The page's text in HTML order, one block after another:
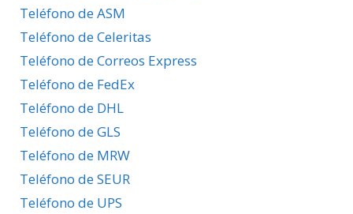
Teléfono de ASM
Teléfono de Celeritas
Teléfono de Correos Express
Teléfono de FedEx
Teléfono de DHL
Teléfono de GLS
Teléfono de MRW
Teléfono de SEUR
Teléfono de UPS